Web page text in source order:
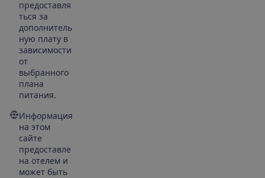
предоставля
ться за
дополнитель
ную плату в
зависимости
от
выбранного
плана
питания.
Информация
на этом
сайте
предоставле
на отелем и
может быть